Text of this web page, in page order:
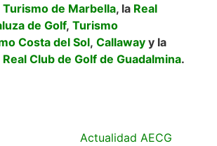
de Marbella, la Real
de Golf, Turismo
Costa del Sol, Callaway y la
Real Club de Golf de Guadalmina.
Actualidad AECG